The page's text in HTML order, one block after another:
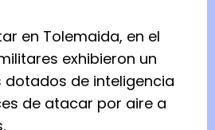
en Tolemaida, en el
exhibieron un
dotados de inteligencia
de atacar por aire a